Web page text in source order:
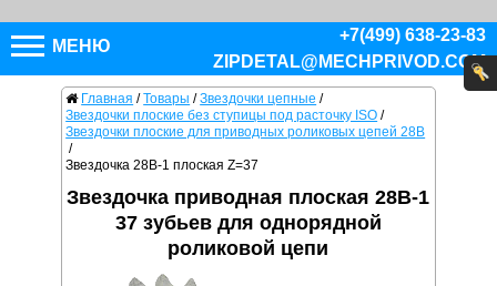
МЕНЮ
+7(499) 638-23-83
ZIPDETAL@MECHPRIVOD.COM
Главная / Товары / Звездочки цепные /
Звездочки плоские без ступицы под расточку ISO /
Звездочки плоские для приводных роликовых цепей 28B
/
Звездочка 28B-1 плоская Z=37
Звездочка приводная плоская 28B-1
37 зубьев для однорядной
роликовой цепи